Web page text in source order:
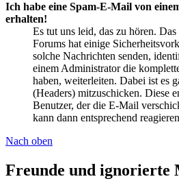
Ich habe eine Spam-E-Mail von
erhalten!
Es tut uns leid, das zu hören.
Forums hat einige
solche Nachrichten senden,
einem Administrator die
haben, weiterleiten. Dabei ist es
(Headers) mitzuschicken. Diese
Benutzer, der die E-Mail
kann dann entsprechend
Nach oben
Freunde und ignorierte